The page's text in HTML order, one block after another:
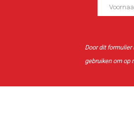
Door dit
gebruiken om op